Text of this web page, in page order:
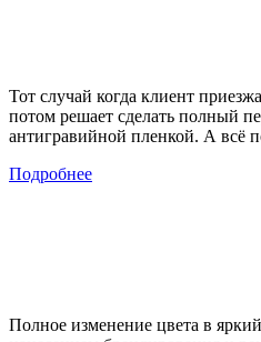
Тот случай когда клиент
потом решает сделать полный
антигравийной пленкой. А
Подробнее
Полное изменение цвета в